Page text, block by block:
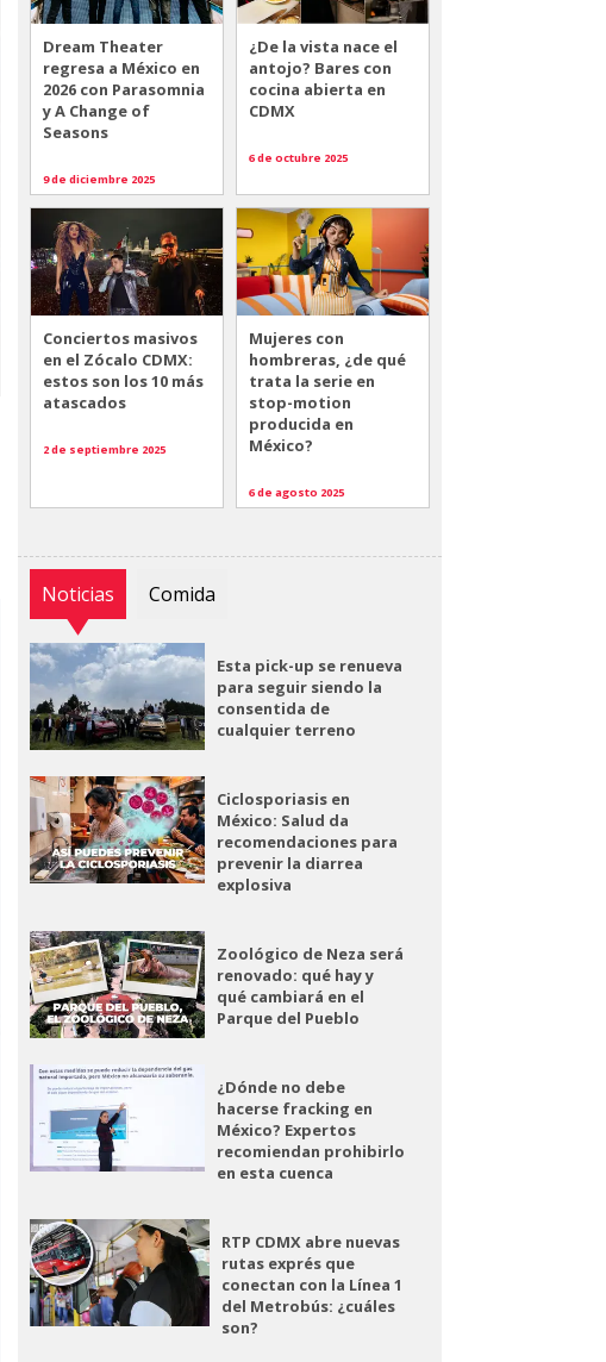
Dream Theater
regresa a México en
2026 con Parasomnia
y A Change of
Seasons
9 de diciembre 2025
¿De la vista nace el
antojo? Bares con
cocina abierta en
CDMX
6 de octubre 2025
Conciertos masivos
en el Zócalo CDMX:
estos son los 10 más
atascados
2 de septiembre 2025
Mujeres con
hombreras, ¿de qué
trata la serie en
stop-motion
producida en
México?
6 de agosto 2025
Noticias Comida
Esta pick-up se renueva
para seguir siendo la
consentida de
cualquier terreno
Ciclosporiasis en
México: Salud da
recomendaciones para
prevenir la diarrea
explosiva
Zoológico de Neza será
renovado: qué hay y
qué cambiará en el
Parque del Pueblo
¿Dónde no debe
hacerse fracking en
México? Expertos
recomiendan prohibirlo
en esta cuenca
RTP CDMX abre nuevas
rutas exprés que
conectan con la Línea 1
del Metrobús: ¿cuáles
son?